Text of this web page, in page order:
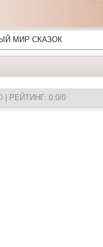
МИР СКАЗОК
| РЕЙТИНГ: 0.0/0